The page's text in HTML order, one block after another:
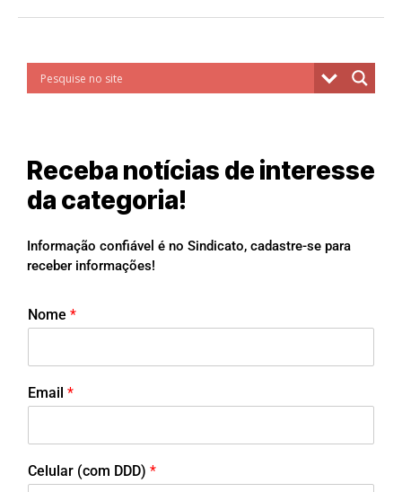
Receba notícias de interesse
da categoria!
Informação confiável é no Sindicato, cadastre-se para
receber informações!
Nome *
Email *
Celular (com DDD) *